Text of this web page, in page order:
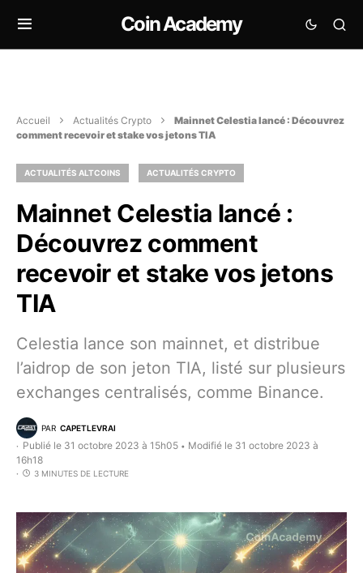
Coin Academy
Accueil Actualités Crypto
Mainnet Celestia lancé : Découvrez
comment recevoir et stake vos jetons TIA
ACTUALITÉS ALTCOINS ACTUALITÉS CRYPTO
Mainnet Celestia lancé :
Découvrez comment
recevoir et stake vos jetons
TIA
Celestia lance son mainnet, et distribue
l’aidrop de son jeton TIA, listé sur plusieurs
exchanges centralisés, comme Binance.
PAR CAPETLEVRAI
Publié le 31 octobre 2023 à 15h05 • Modifié le 31 octobre 2023 à
16h18
3 MINUTES DE LECTURE